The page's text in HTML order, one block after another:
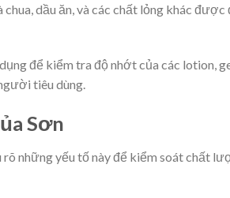
dầu ăn, và các chất lỏng khác được
để kiểm tra độ nhớt của các lotion,
tiêu dùng.
Sơn
những yếu tố này để kiểm soát chất